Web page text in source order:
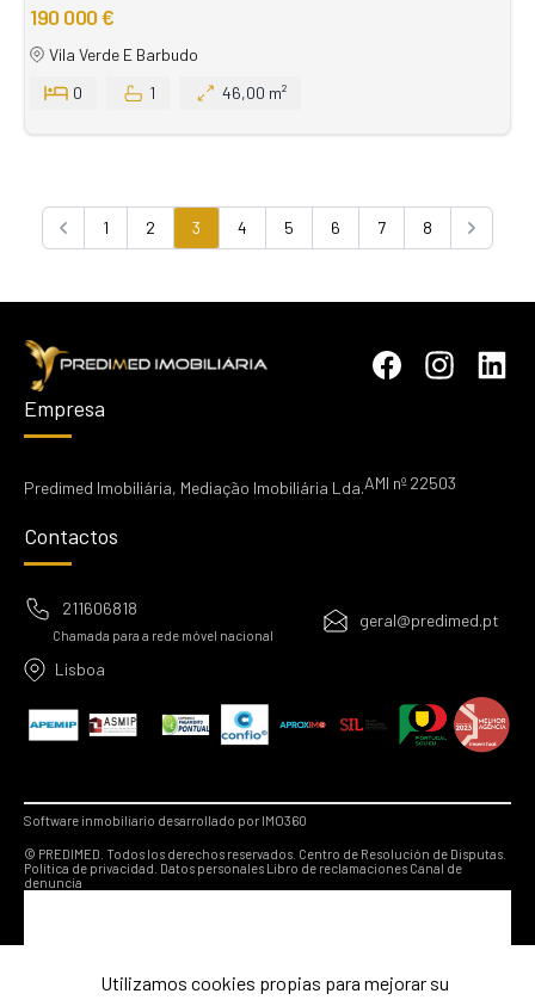
190 000 €
Vila Verde E Barbudo
0
1 46,00 m²
Previous
1 2 3 4 5 6 7 8
Next
Empresa
Predimed Imobiliária, Mediação Imobiliária Lda.AMI nº 22503
Contactos
211606818
Chamada para a rede móvel nacional
geral@predimed.pt
Lisboa
Software inmobiliario desarrollado por IMO360
© PREDIMED. Todos los derechos reservados. Centro de Resolución de Disputas.
Política de privacidad. Datos personalesLibro de reclamaciones Canal de
denuncia
Utilizamos cookies propias para mejorar su